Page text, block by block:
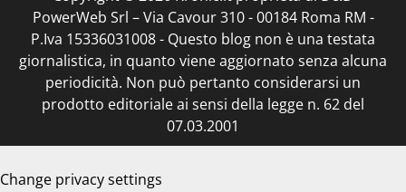
PowerWeb Srl – Via Cavour 310 - 00184 Roma RM -
P.Iva 15336031008 - Questo blog non è una testata
giornalistica, in quanto viene aggiornato senza alcuna
periodicità. Non può pertanto considerarsi un
prodotto editoriale ai sensi della legge n. 62 del
07.03.2001
Change privacy settings